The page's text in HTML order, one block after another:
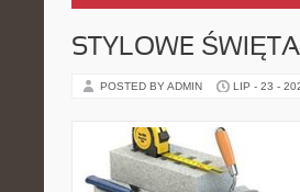
STYLOWE
POSTED BY ADMIN LIP - 23 -